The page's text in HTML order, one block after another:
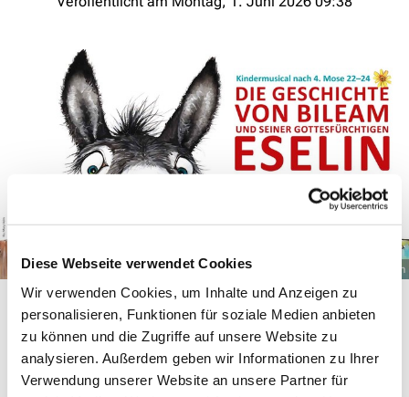
Diese Webseite verwendet Cookies
Wir verwenden Cookies, um Inhalte und Anzeigen zu
personalisieren, Funktionen für soziale Medien anbieten
zu können und die Zugriffe auf unsere Website zu
analysieren. Außerdem geben wir Informationen zu Ihrer
Verwendung unserer Website an unsere Partner für
© Mary Helm
Sommermusical in der Stadtkirche
Die Geschichte von Bileam und seiner gottesfürchtigen